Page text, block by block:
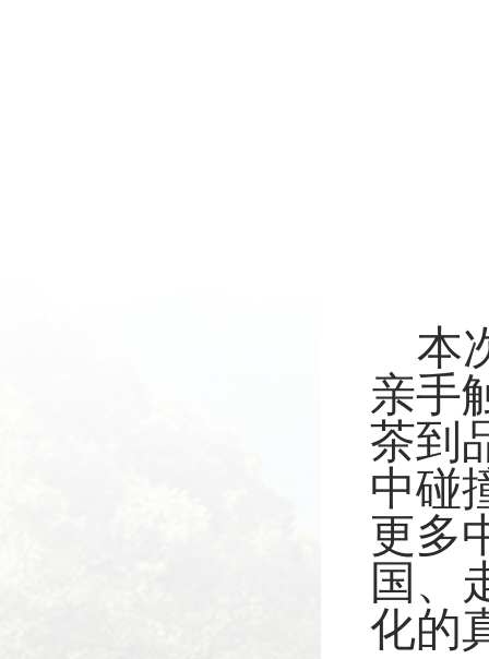
本
亲手
茶到
中碰
更多
国、
化的